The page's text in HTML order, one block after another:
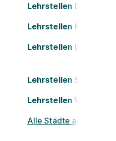
Lehrstellen Dornbirn
Lehrstellen Klagenfurt
Lehrstellen Leonding
Lehrstellen St. Pölten
Lehrstellen Wels
Alle Städte ansehen